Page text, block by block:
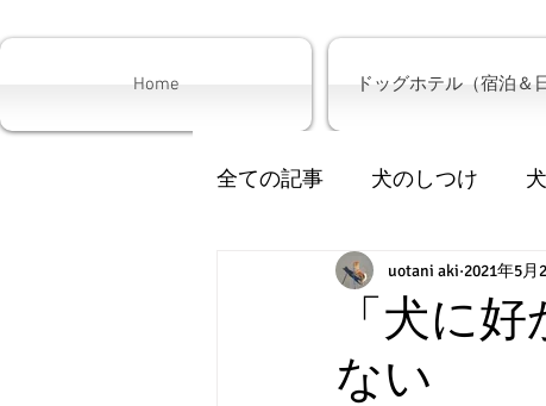
Home ドッグホテル（宿泊＆
全ての記事 犬のしつけ
犬の散歩 サロン 子
「犬に
ない
uotani aki 2021年5月